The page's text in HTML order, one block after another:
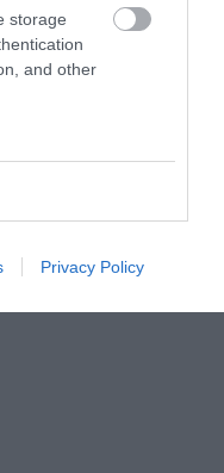
storage
and other
Privacy Policy